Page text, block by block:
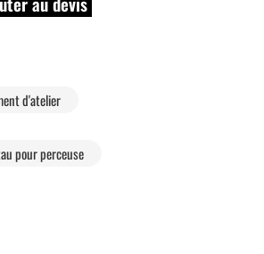
d'atelier
pour perceuse